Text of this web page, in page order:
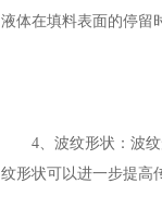
液体在填料表面的停留
4、波纹形状：波纹
纹形状可以进一步提高